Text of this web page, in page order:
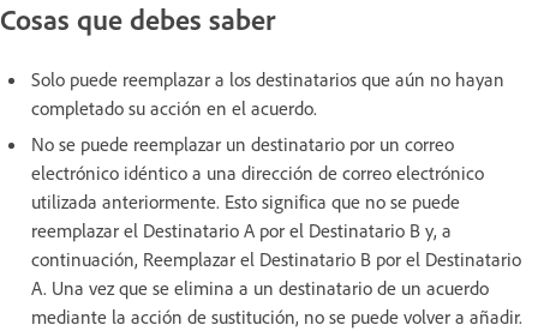
Cosas que debes saber
Solo puede reemplazar a los destinatarios que aún no hayan
completado su acción en el acuerdo.
No se puede reemplazar un destinatario por un correo
electrónico idéntico a una dirección de correo electrónico
utilizada anteriormente. Esto significa que no se puede
reemplazar el Destinatario A por el Destinatario B y, a
continuación, Reemplazar el Destinatario B por el Destinatario
A. Una vez que se elimina a un destinatario de un acuerdo
mediante la acción de sustitución, no se puede volver a añadir.